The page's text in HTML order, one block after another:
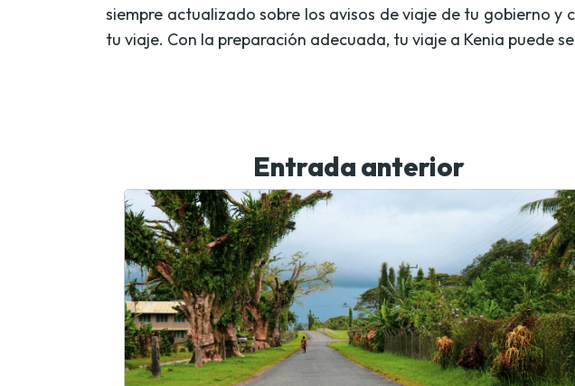
siempre actualizado sobre los avisos de viaje de tu gobierno
tu viaje. Con la preparación adecuada, tu viaje a Kenia puede
Entrada anterior